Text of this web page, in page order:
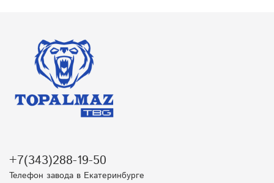
+7(343)288-19-50
Телефон завода в Екатеринбурге